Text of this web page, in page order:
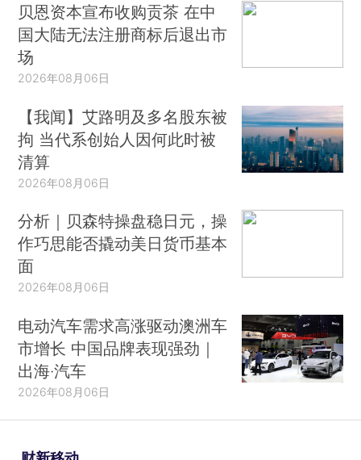
贝恩资本宣布收购贡茶 在中
国大陆无法注册商标后退出市
场
2026年08月06日
【我闻】艾路明及多名股东被
拘 当代系创始人因何此时被
清算
2026年08月06日
分析｜贝森特操盘稳日元，操
作巧思能否撬动美日货币基本
面
2026年08月06日
电动汽车需求高涨驱动澳洲车
市增长 中国品牌表现强劲｜
出海·汽车
2026年08月06日